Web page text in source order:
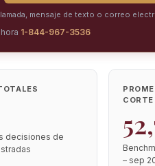
mensaje de texto o correo
1-844-967-3536
decisiones de
CORTE
– sep